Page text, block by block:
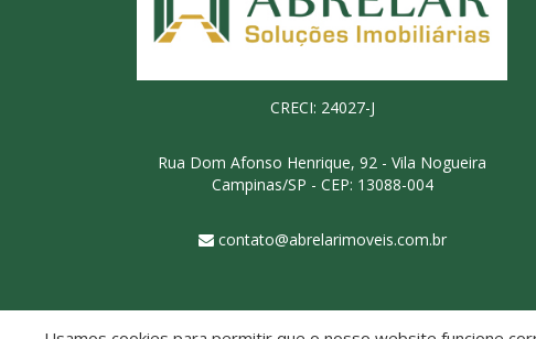
CRECI: 24027-J
Rua Dom Afonso Henrique, 92 - Vila Nogueira
Campinas/SP - CEP: 13088-004
contato@abrelarimoveis.com.br